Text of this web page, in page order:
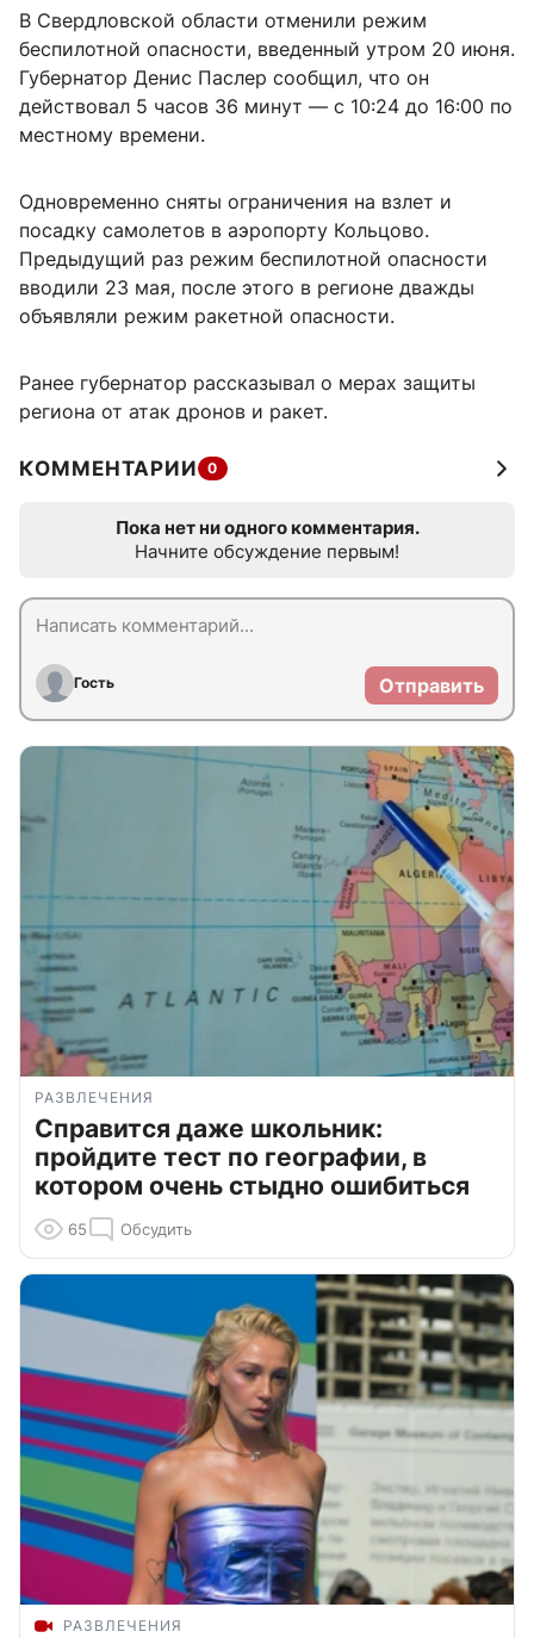
В Свердловской области отменили режим
беспилотной опасности, введенный утром 20 июня.
Губернатор Денис Паслер сообщил, что он
действовал 5 часов 36 минут — с 10:24 до 16:00 по
местному времени.
Одновременно сняты ограничения на взлет и
посадку самолетов в аэропорту Кольцово.
Предыдущий раз режим беспилотной опасности
вводили 23 мая, после этого в регионе дважды
объявляли режим ракетной опасности.
Ранее губернатор рассказывал о мерах защиты
региона от атак дронов и ракет.
КОММЕНТАРИИ 0
Пока нет ни одного комментария.
Начните обсуждение первым!
Гость Отправить
РАЗВЛЕЧЕНИЯ
Справится даже школьник:
пройдите тест по географии, в
котором очень стыдно ошибиться
65 Обсудить
РАЗВЛЕЧЕНИЯ